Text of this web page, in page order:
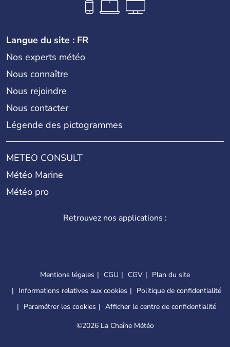
Langue du site : FR
Nos experts météo
Nous connaître
Nous rejoindre
Nous contacter
Légende des pictogrammes
METEO CONSULT
Météo Marine
Météo pro
Retrouvez nos applications :
Mentions légales CGU CGV
Plan du site
Informations relatives aux cookies
Politique de confidentialité
Paramétrer les cookies
Afficher le centre de confidentialité
©2026 La Chaîne Météo